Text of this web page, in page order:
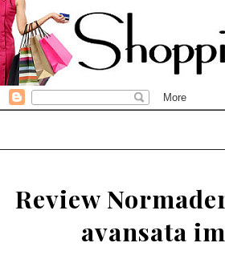
Review
avansata